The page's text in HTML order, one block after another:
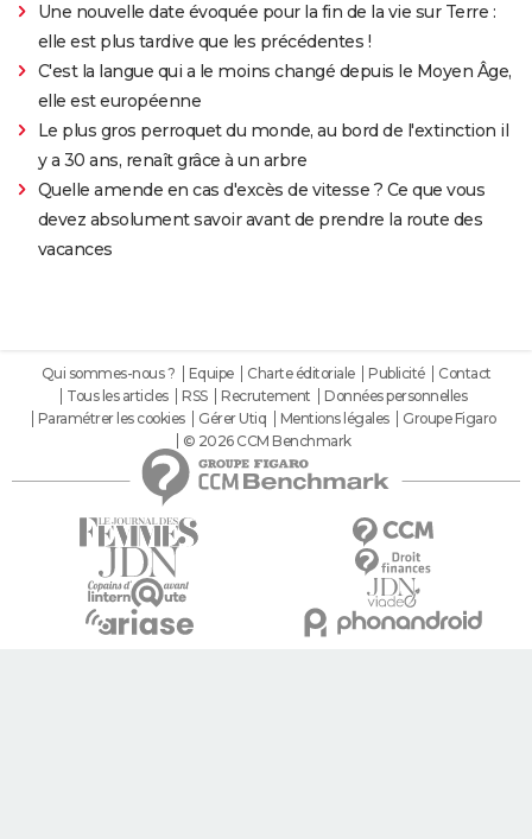
Une nouvelle date évoquée pour la fin de la vie sur Terre :
elle est plus tardive que les précédentes !
C'est la langue qui a le moins changé depuis le Moyen Âge,
elle est européenne
Le plus gros perroquet du monde, au bord de l'extinction il
y a 30 ans, renaît grâce à un arbre
Quelle amende en cas d'excès de vitesse ? Ce que vous
devez absolument savoir avant de prendre la route des
vacances
Qui sommes-nous ? Equipe Charte éditoriale Publicité
Contact
Tous les articles
RSS Recrutement
Données personnelles
Paramétrer les cookies
Gérer Utiq Mentions légales
Groupe Figaro
© 2026 CCM Benchmark